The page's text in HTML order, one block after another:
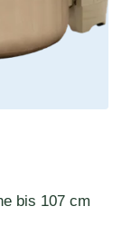
bis 107 cm